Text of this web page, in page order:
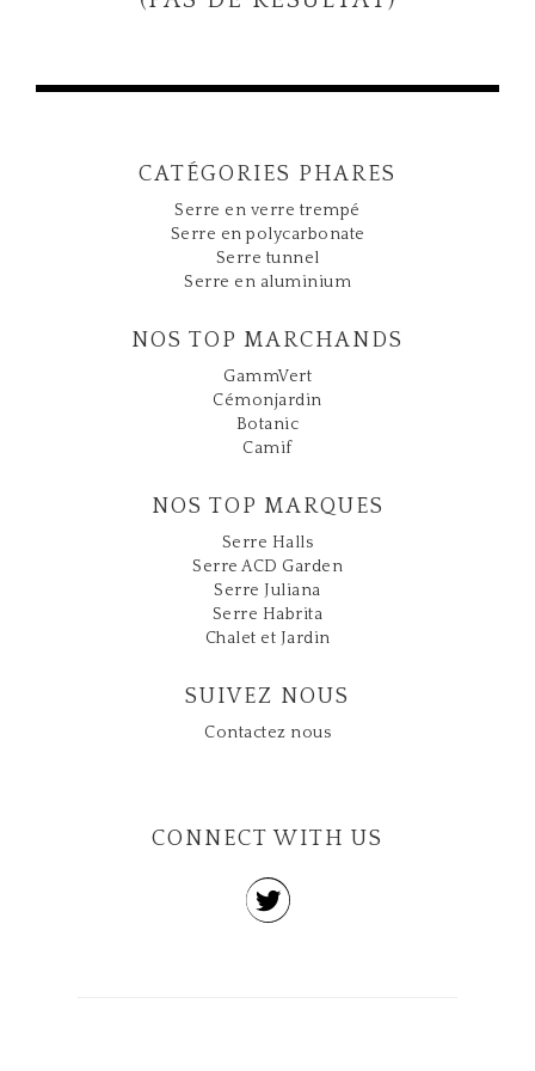
v
a
t
i
o
n
CATÉGORIES PHARES
Serre en verre trempé
Serre en polycarbonate
Serre tunnel
Serre en aluminium
NOS TOP MARCHANDS
GammVert
Cémonjardin
Botanic
Camif
NOS TOP MARQUES
Serre Halls
Serre ACD Garden
Serre Juliana
Serre Habrita
Chalet et Jardin
SUIVEZ NOUS
Contactez nous
CONNECT WITH US
